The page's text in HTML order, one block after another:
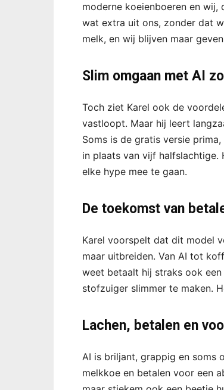
moderne koeienboeren en wij,
wat extra uit ons, zonder dat
melk, en wij blijven maar
Slim omgaan met AI
Toch ziet Karel ook de
vastloopt. Maar hij leert
Soms is de gratis versie
in plaats van vijf halfslachtige.
elke hype mee te gaan.
De toekomst van
Karel voorspelt dat dit model
maar uitbreiden. Van AI tot
weet betaalt hij straks ook
stofzuiger slimmer te maken.
Lachen, betalen en
AI is briljant, grappig en soms
melkkoe en betalen voor een